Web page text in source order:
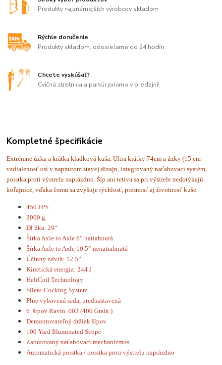
Produkty najznámejších výrobcov skladom
Rýchle doručenie
Produkty skladom, odosielame do 24 hodín
Chcete vyskúšať?
Cvičná streľnica a parkúr priamo v predajni!
Kompletné špecifikácie
Extrémne úzka a krátka kladková kuša. Ultra krátky 74cm a úzky (15 cm
vzdialenosť osí v napnutom stave) dizajn, integrovaný naťahovací systém,
poistka proti výstrelu naprázdno. Šíp ani tetiva sa pri výstrele nedotýkajú
koľajnice, vďaka čomu sa zvyšuje rýchlosť, presnosť aj životnosť kuše.
450 FPS
3060 g.
Dl´žka: 29”
Šírka Axle to Axle 6” natiahnutá
Šírka Axle to Axle 10.5” nenatiahnutá
Účinný zdvih: 12.5”
Kinetická energia: 244 J
HeliCoil Technology
Silent Cocking System
Plne vybavená sada, prednastavená
6 šípov Ravin .003 (400 Grain )
Demontovateľný držiak šípov
100 Yard Illuminated Scope
Zabutovaný naťahovací mechanizmus
Automatická poistka / poistka proti výstrelu naprázdno